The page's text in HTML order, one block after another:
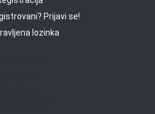
Prijavi se!
lozinka